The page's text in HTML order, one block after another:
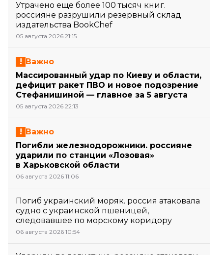
Утрачено еще более 100 тысяч книг.
россияне разрушили резервный склад
издательства BookChef
05 августа 2026 21:15
Важно
Массированный удар по Киеву и области,
дефицит ракет ПВО и новое подозрение
Стефанишиной — главное за 5 августа
05 августа 2026 22:13
Важно
Погибли железнодорожники. россияне
ударили по станции «Лозовая»
в Харьковской области
06 августа 2026 11:06
Погиб украинский моряк. россия атаковала
судно с украинской пшеницей,
следовавшее по морскому коридору
06 августа 2026 10:54